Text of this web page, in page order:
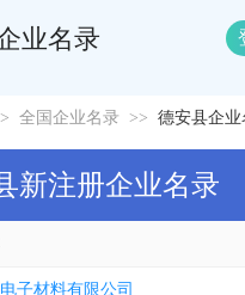
业名录
全国企业名录 >> 德安县企业
新注册企业名录
子材料有限公司